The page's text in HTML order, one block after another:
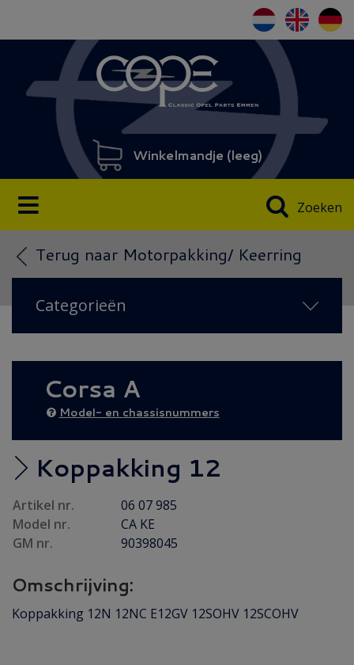
Winkelmandje (leeg)
Zoeken
Terug naar Motorpakking/ Keerring
Categorieën
NIEUW IN 2026(108)
Diesel AANBIEDING
Achteras (13)
Bumper/ Spoiler/ Spiegel
(45)
Carrosserie(60)
Carrosserie plaatwerk(34)
Elektrisch/ Verlichting
Folders/ Boeken/ Modellen
Gebruikt(1)
Corsa A
Model- en chassisnummers
Koppakking 12
Artikel nr.
06 07 985
Model nr.
CA KE
GM nr.
90398045
Omschrijving:
Koppakking 12N 12NC E12GV 12SOHV 12SCOHV